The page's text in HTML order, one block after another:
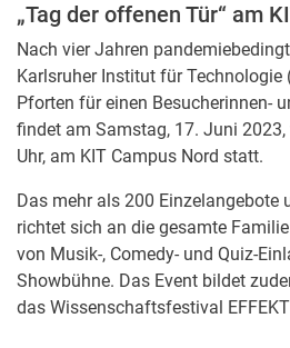
„Tag der offenen Tür“ am
Nach vier Jahren
Karlsruher Institut für Technologie
Pforten für einen Besucherinnen-
findet am Samstag, 17. Juni
Uhr, am KIT Campus Nord statt.
Das mehr als 200 Einzelangebote
richtet sich an die gesamte
von Musik-, Comedy- und Quiz-
Showbühne. Das Event bildet
das Wissenschaftsfestival